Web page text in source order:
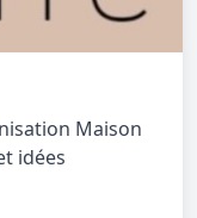
Maison
idées